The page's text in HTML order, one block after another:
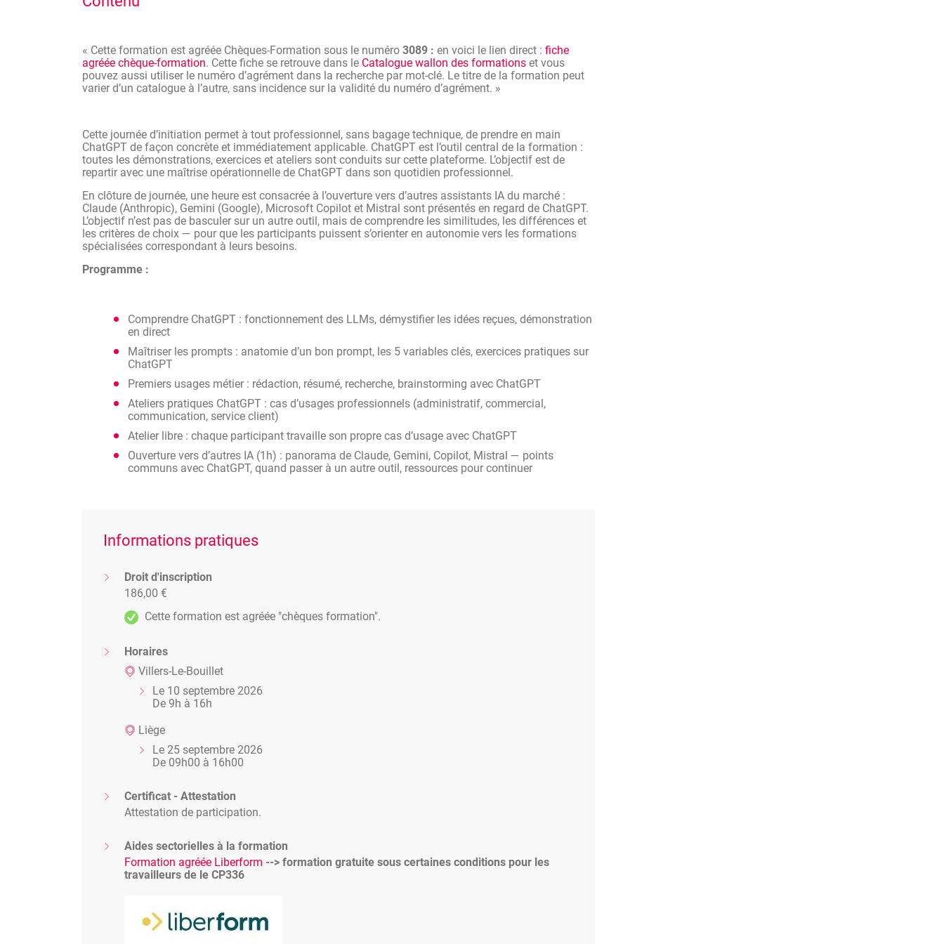
Utiliser ChatGPT pour gagner du temps sur des tâches courantes : rédaction, résumé,
Identifier les limites, les risques et les bonnes pratiques d’utilisation de ChatGPT
Situer ChatGPT dans l’écosystème IA plus large et savoir vers quel outil se tourner selon les
besoins
« Cette formation est agréée Chèques-Formation sous le numéro 3089 : en voici le lien direct : fiche
agréée chèque-formation. Cette fiche se retrouve dans le Catalogue wallon des formations et vous
pouvez aussi utiliser le numéro d’agrément dans la recherche par mot-clé. Le titre de la formation peut
varier d’un catalogue à l’autre, sans incidence sur la validité du numéro d’agrément. »
Cette journée d’initiation permet à tout professionnel, sans bagage technique, de prendre en main
ChatGPT de façon concrète et immédiatement applicable. ChatGPT est l’outil central de la formation :
toutes les démonstrations, exercices et ateliers sont conduits sur cette plateforme. L’objectif est de
repartir avec une maîtrise opérationnelle de ChatGPT dans son quotidien professionnel.
En clôture de journée, une heure est consacrée à l’ouverture vers d’autres assistants IA du marché :
Claude (Anthropic), Gemini (Google), Microsoft Copilot et Mistral sont présentés en regard de ChatGPT.
L’objectif n’est pas de basculer sur un autre outil, mais de comprendre les similitudes, les différences et
les critères de choix — pour que les participants puissent s’orienter en autonomie vers les formations
spécialisées correspondant à leurs besoins.
Programme :
Comprendre ChatGPT : fonctionnement des LLMs, démystifier les idées reçues, démonstration
en direct
Maîtriser les prompts : anatomie d’un bon prompt, les 5 variables clés, exercices pratiques sur
ChatGPT
Premiers usages métier : rédaction, résumé, recherche, brainstorming avec ChatGPT
Ateliers pratiques ChatGPT : cas d’usages professionnels (administratif, commercial,
communication, service client)
Atelier libre : chaque participant travaille son propre cas d’usage avec ChatGPT
Ouverture vers d’autres IA (1h) : panorama de Claude, Gemini, Copilot, Mistral — points
communs avec ChatGPT, quand passer à un autre outil, ressources pour continuer
Informations pratiques
Droit d'inscription
186,00 €
Cette formation est agréée "chèques formation".
Horaires
Villers-Le-Bouillet
Le 10 septembre 2026
De 9h à 16h
Liège
Le 25 septembre 2026
De 09h00 à 16h00
Certificat - Attestation
Attestation de participation.
Aides sectorielles à la formation
Formation agréée Liberform --> formation gratuite sous certaines conditions pour les
travailleurs de le CP336